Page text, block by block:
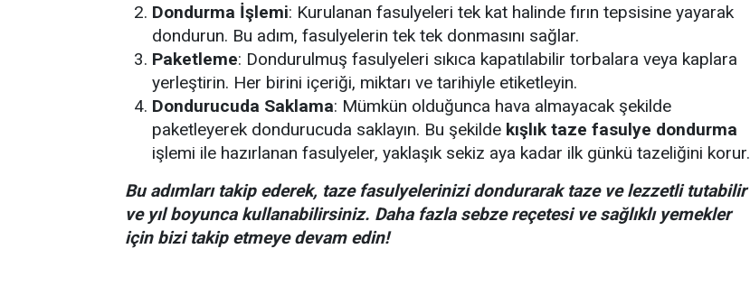
Dondurma İşlemi: Kurulanan fasulyeleri tek kat halinde fırın tepsisine yayarak
dondurun. Bu adım, fasulyelerin tek tek donmasını sağlar.
Paketleme: Dondurulmuş fasulyeleri sıkıca kapatılabilir torbalara veya kaplara
yerleştirin. Her birini içeriği, miktarı ve tarihiyle etiketleyin.
Dondurucuda Saklama: Mümkün olduğunca hava almayacak şekilde
paketleyerek dondurucuda saklayın. Bu şekilde kışlık taze fasulye dondurma
işlemi ile hazırlanan fasulyeler, yaklaşık sekiz aya kadar ilk günkü tazeliğini korur.
Bu adımları takip ederek, taze fasulyelerinizi dondurarak taze ve lezzetli tutabilir
ve yıl boyunca kullanabilirsiniz. Daha fazla sebze reçetesi ve sağlıklı yemekler
için bizi takip etmeye devam edin!